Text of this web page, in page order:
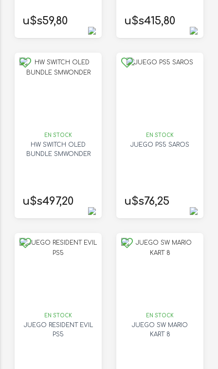
u$s59,80 u$s415,80
EN STOCK
HW SWITCH OLED
BUNDLE SMWONDER
u$s497,20
EN STOCK
JUEGO PS5 SAROS
u$s76,25
EN STOCK
JUEGO RESIDENT EVIL
PS5
EN STOCK
JUEGO SW MARIO
KART 8